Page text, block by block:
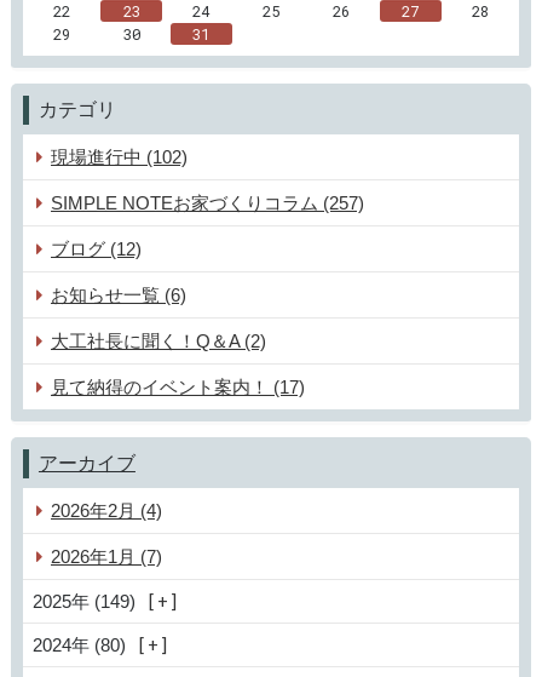
22
23 24 25 26 27
28
29
30 31
カテゴリ
現場進行中 (102)
SIMPLE NOTEお家づくりコラム (257)
ブログ (12)
お知らせ一覧 (6)
大工社長に聞く！Q＆A (2)
見て納得のイベント案内！ (17)
アーカイブ
2026年2月 (4)
2026年1月 (7)
2025年 (149)
2024年 (80)